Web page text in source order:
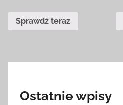
Sprawdź teraz
Ostatnie wpisy